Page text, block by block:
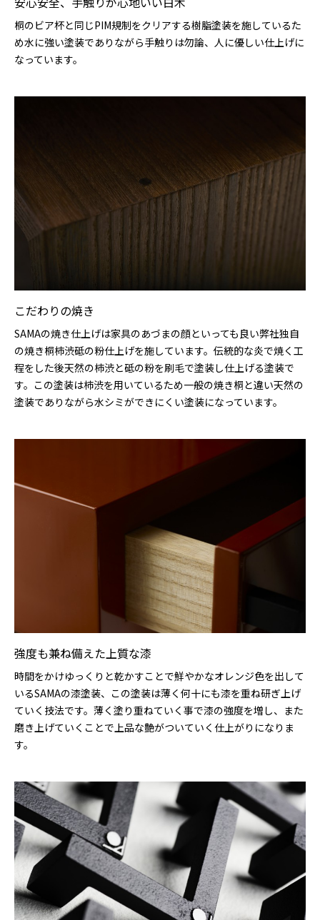
桐のビア杯と同じPIM規制をクリアする樹脂塗装を施しているた
め水に強い塗装でありながら手触りは勿論、人に優しい仕上げに
なっています。
こだわりの焼き
SAMAの焼き仕上げは家具のあづまの顔といっても良い弊社独自
の焼き桐柿渋砥の粉仕上げを施しています。伝統的な炎で焼く工
程をした後天然の柿渋と砥の粉を刷毛で塗装し仕上げる塗装で
す。この塗装は柿渋を用いているため一般の焼き桐と違い天然の
塗装でありながら水シミができにくい塗装になっています。
強度も兼ね備えた上質な漆
時間をかけゆっくりと乾かすことで鮮やかなオレンジ色を出して
いるSAMAの漆塗装、この塗装は薄く何十にも漆を重ね研ぎ上げ
ていく技法です。薄く塗り重ねていく事で漆の強度を増し、また
磨き上げていくことで上品な艶がついていく仕上がりになりま
す。